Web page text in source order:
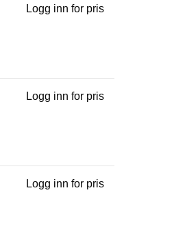
Logg inn for pris
Logg inn for pris
Logg inn for pris